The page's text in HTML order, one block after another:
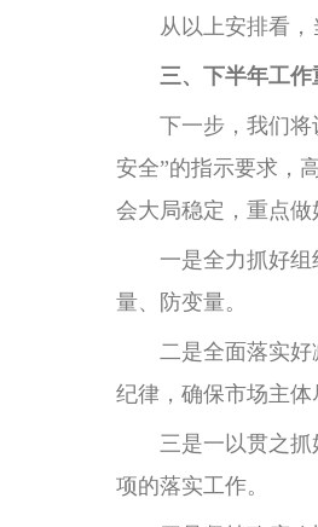
从以上安排看，当
三、下半年工作
下一步，我们将认
安全”的指示要求，
会大局稳定，重点做
一是全力抓好组织
量、防变量。
二是全面落实好减
纪律，确保市场主
三是一以贯之抓好
项的落实工作。